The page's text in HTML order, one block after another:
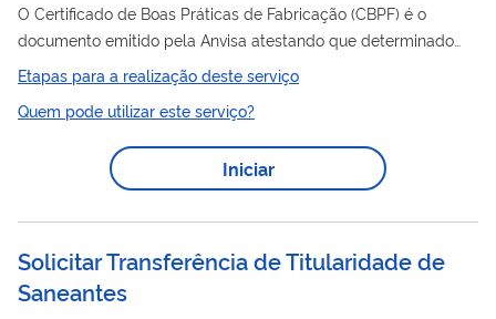
O Certificado de Boas Práticas de Fabricação (CBPF) é o
documento emitido pela Anvisa atestando que determinado
estabelecimento cumpre com as Boas Práticas de Fabricação.
O Certificado de Boas Práticas de Distribuição e/ou
Armazenagem (CBPDA) é o documento emitido pela Anvisa
atestando que determinado estabelecimento cumpre com as
Boas Práticas de Distribuição e Armazenagem ou Boas Práticas
serviço, a empresa previamente cadastrada na...
Etapas para a realização deste serviço
Quem pode utilizar este serviço?
Iniciar
Solicitar Transferência de Titularidade de
Saneantes